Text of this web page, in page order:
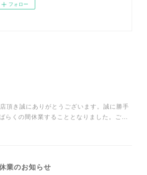
フォロー
頂き誠にありがとうございます。誠に勝手
らくの間休業することとなりました。ご…
業のお知らせ